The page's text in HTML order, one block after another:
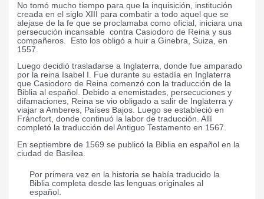
No tomó mucho tiempo para que la inquisición, institución
creada en el siglo XIII para combatir a todo aquel que se
alejase de la fe que se proclamaba como oficial, iniciara una
persecución incansable contra Casiodoro de Reina y sus
compañeros. Esto los obligó a huir a Ginebra, Suiza, en
1557.
Luego decidió trasladarse a Inglaterra, donde fue amparado
por la reina Isabel I. Fue durante su estadía en Inglaterra
que Casiodoro de Reina comenzó con la traducción de la
Biblia al español. Debido a enemistades, persecuciones y
difamaciones, Reina se vio obligado a salir de Inglaterra y
viajar a Amberes, Países Bajos. Luego se estableció en
Fráncfort, donde continuó la labor de traducción. Allí
completó la traducción del Antiguo Testamento en 1567.
En septiembre de 1569 se publicó la Biblia en español en la
ciudad de Basilea.
Por primera vez en la historia se había traducido la
Biblia completa desde las lenguas originales al
español.